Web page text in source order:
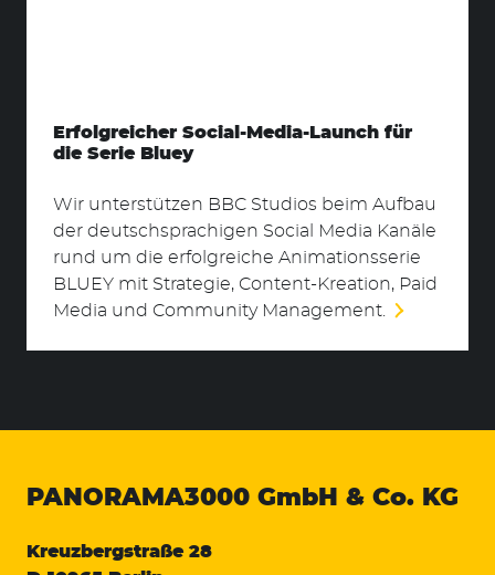
Erfolgreicher Social-Media-Launch für
die Serie Bluey
Wir unterstützen BBC Studios beim Aufbau
der deutschsprachigen Social Media Kanäle
rund um die erfolgreiche Animationsserie
BLUEY mit Strategie, Content-Kreation, Paid
Media und Community Management.
PANORAMA3000 GmbH & Co. KG
Kreuzbergstraße 28